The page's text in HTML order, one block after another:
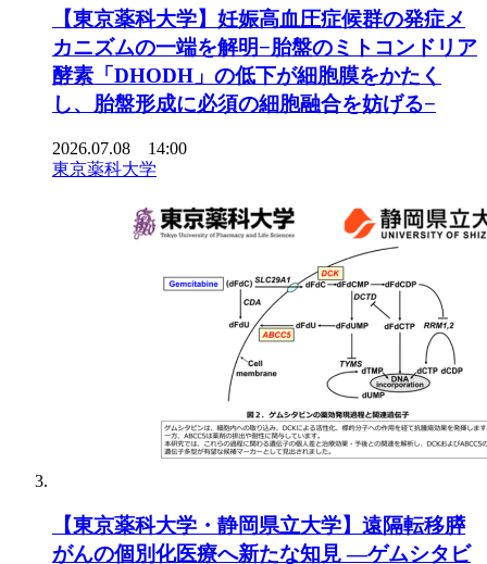
【東京薬科大学】妊娠高血圧症候群の発症メ
カニズムの一端を解明−胎盤のミトコンドリア
酵素「DHODH」の低下が細胞膜をかたく
し、胎盤形成に必須の細胞融合を妨げる−
2026.07.08 14:00
東京薬科大学
【東京薬科大学・静岡県立大学】遠隔転移膵
がんの個別化医療へ新たな知見 ―ゲムシタビ